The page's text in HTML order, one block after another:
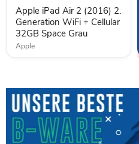
Generation
WiFi
+
Cellular
32GB
Apple iPad Air 2 (2016) 2.
Generation WiFi + Cellular
32GB Space Grau
Apple